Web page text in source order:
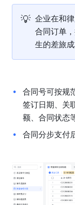
💡 企业在和
合同订单
生的差旅
合同号可按规
签订日期、关
额、合同状态
合同分步支付